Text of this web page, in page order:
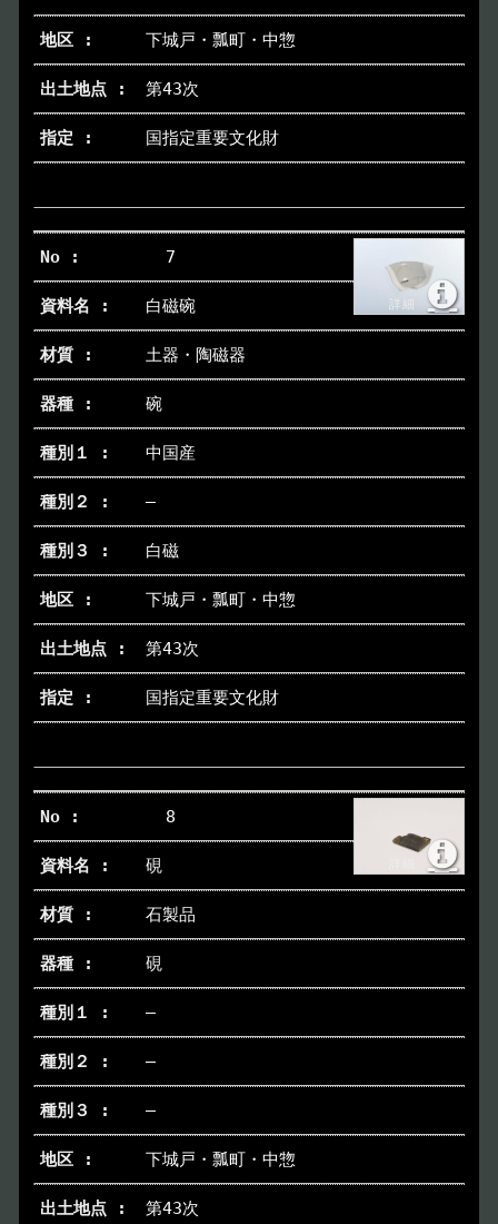
下城戸・瓢町・中惣
第43次
国指定重要文化財
7
白磁碗
土器・陶磁器
碗
中国産
―
白磁
下城戸・瓢町・中惣
第43次
国指定重要文化財
8
硯
石製品
硯
―
―
―
下城戸・瓢町・中惣
第43次